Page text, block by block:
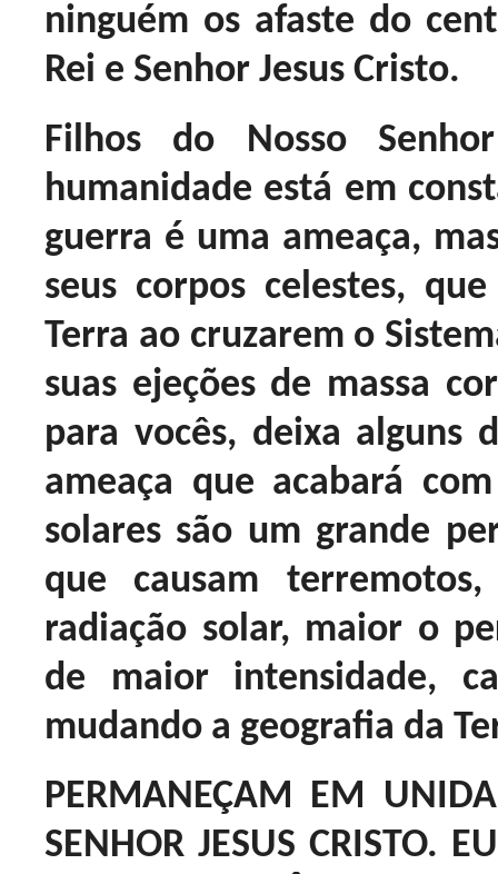
ninguém os afaste do
Rei e Senhor Jesus Cristo.
Filhos do Nosso
humanidade está em
guerra é uma ameaça,
seus corpos celestes,
Terra ao cruzarem o
suas ejeções de massa
para vocês, deixa alguns
ameaça que acabará
solares são um grande
que causam
radiação solar, maior o
de maior intensidade,
mudando a geografia da
PERMANEÇAM EM
SENHOR JESUS CRISTO.